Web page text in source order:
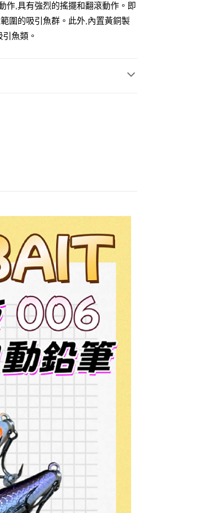
付你分期」於每月結算日後寄送繳費提
「超商條碼／台灣大直營門市／銀行轉
公司」（以下簡稱本公司）所提供，讓
使用本公司帳單繳交帳款。
」之契約關係目的，商店將以您的個人
付」後，將跳轉至「AFTEE先享後
金額後，即可完成結帳。
付款，方視為交易完成。
辦者引起之損失，本公司不負相關責
依據個別帳號之用戶狀況，依本公司
有額度不足之情形，本公司將視審查
人資訊註冊。若發現惡意使用之情
止該用戶之使用額度並採取法律行
上)免運費
請聯繫客服）
以上)免運費
服確認實際運費(運費另
作,具有強烈的搖擺和翻滾動作。即
圍的吸引魚群。此外,內置黃銅製
魚類。